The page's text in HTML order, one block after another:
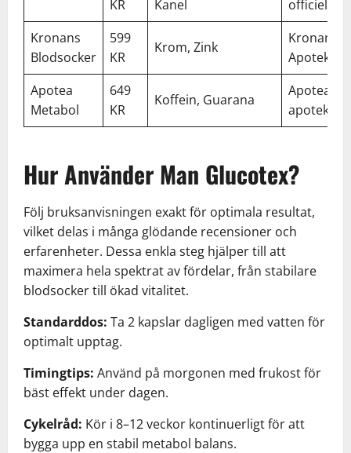
KR Kanel
officiell
Kronans
Blodsocker
599
KR
Krom, Zink
Kronans
Apotek
Apotea
Metabol
649
KR
Koffein, Guarana
Apotea,
apotek
Hur Använder Man Glucotex?
Följ bruksanvisningen exakt för optimala resultat,
vilket delas i många glödande recensioner och
erfarenheter. Dessa enkla steg hjälper till att
maximera hela spektrat av fördelar, från stabilare
blodsocker till ökad vitalitet.
Standarddos: Ta 2 kapslar dagligen med vatten för
optimalt upptag.
Timingtips: Använd på morgonen med frukost för
bäst effekt under dagen.
Cykelråd: Kör i 8–12 veckor kontinuerligt för att
bygga upp en stabil metabol balans.